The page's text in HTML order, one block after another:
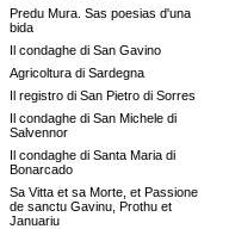
Predu Mura. Sas poesias d'una
bida
Il condaghe di San Gavino
Agricoltura di Sardegna
Il registro di San Pietro di Sorres
Il condaghe di San Michele di
Salvennor
Il condaghe di Santa Maria di
Bonarcado
Sa Vitta et sa Morte, et Passione
de sanctu Gavinu, Prothu et
Januariu